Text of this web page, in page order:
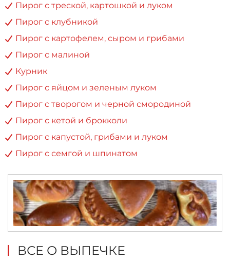
Пирог с треской, картошкой и луком
Пирог с клубникой
Пирог с картофелем, сыром и грибами
Пирог с малиной
Курник
Пирог с яйцом и зеленым луком
Пирог с творогом и черной смородиной
Пирог с кетой и брокколи
Пирог с капустой, грибами и луком
Пирог с семгой и шпинатом
ВСЕ О ВЫПЕЧКЕ